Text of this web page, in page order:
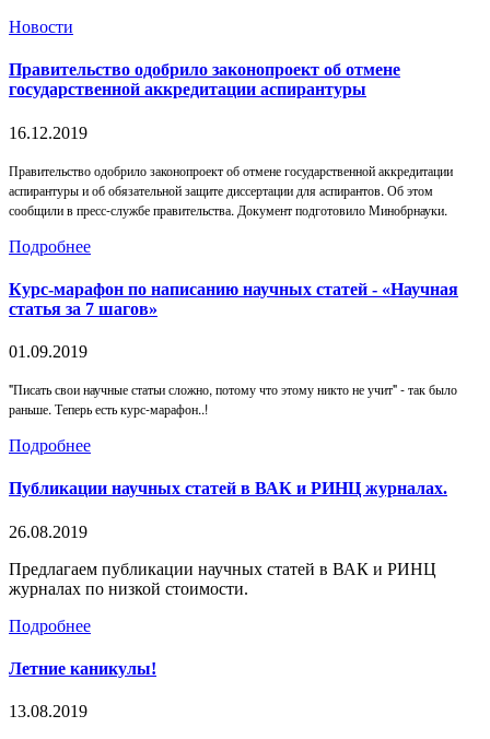
Новости
Правительство одобрило законопроект об отмене
государственной аккредитации аспирантуры
16.12.2019
Правительство одобрило законопроект об отмене государственной аккредитации
аспирантуры и об обязательной защите диссертации для аспирантов. Об этом
сообщили в пресс-службе правительства. Документ подготовило Минобрнауки.
Подробнее
Курс-марафон по написанию научных статей - «Научная
статья за 7 шагов»
01.09.2019
"Писать свои научные статьи сложно, потому что этому никто не учит" - так было
раньше. Теперь есть курс-марафон..!
Подробнее
Публикации научных статей в ВАК и РИНЦ журналах.
26.08.2019
Предлагаем публикации научных статей в ВАК и РИНЦ
журналах по низкой стоимости.
Подробнее
Летние каникулы!
13.08.2019